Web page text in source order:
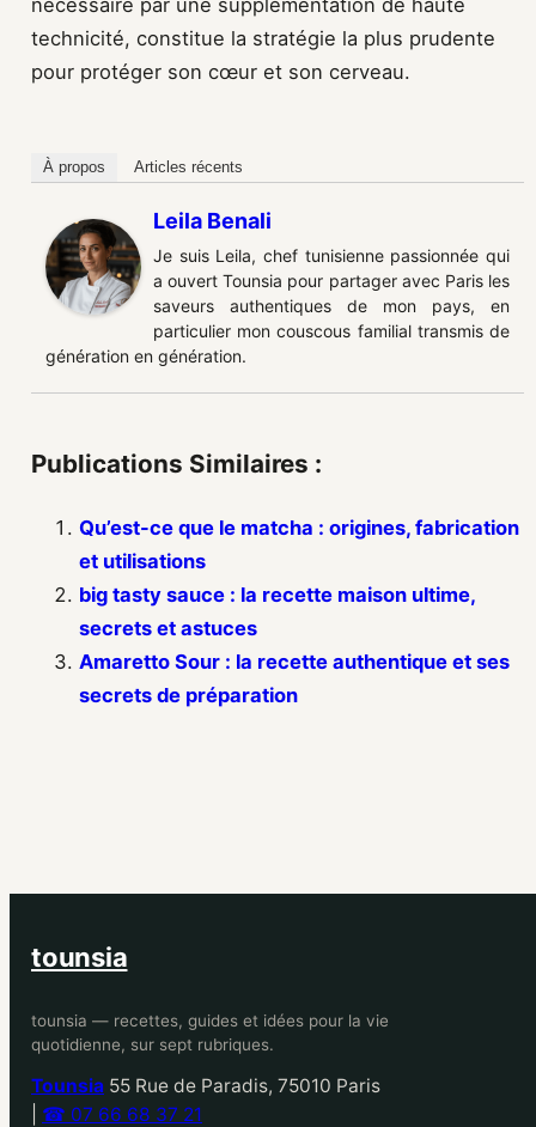
technicité, constitue la stratégie la plus prudente
pour protéger son cœur et son cerveau.
À propos Articles récents
Leila Benali
Je suis Leila, chef tunisienne passionnée qui
a ouvert Tounsia pour partager avec Paris les
saveurs authentiques de mon pays, en
particulier mon couscous familial transmis de
génération en génération.
Publications Similaires :
Qu’est-ce que le matcha : origines, fabrication
et utilisations
big tasty sauce : la recette maison ultime,
secrets et astuces
Amaretto Sour : la recette authentique et ses
secrets de préparation
tounsia
tounsia — recettes, guides et idées pour la vie
quotidienne, sur sept rubriques.
Tounsia 55 Rue de Paradis, 75010 Paris
☎ 07 66 68 37 21